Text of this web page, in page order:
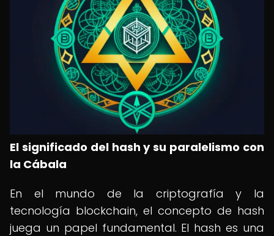
El significado del hash y su paralelismo con
la Cábala
En el mundo de la criptografía y la
tecnología blockchain, el concepto de hash
juega un papel fundamental. El hash es una